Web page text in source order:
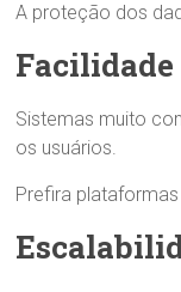
A proteção dos
Facilidade
Sistemas muito
os usuários.
Prefira